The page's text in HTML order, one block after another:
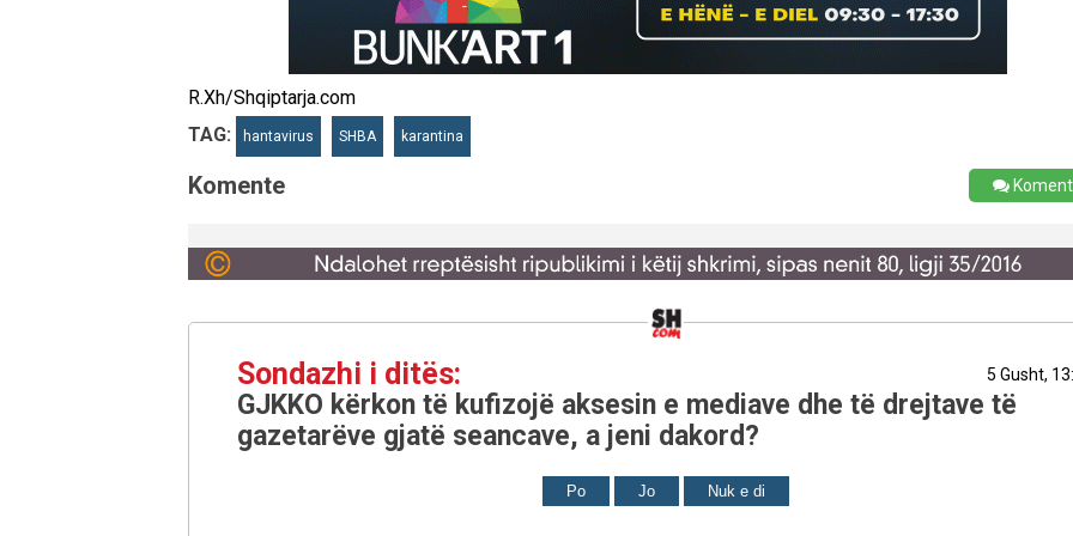
R.Xh/Shqiptarja.com
TAG:
hantavirus SHBA karantina
Komente
Sondazhi i ditës: 5 Gusht,
GJKKO kërkon të kufizojë aksesin e mediave dhe të drejtave të
gazetarëve gjatë seancave, a jeni dakord?
Po Jo Nuk e di